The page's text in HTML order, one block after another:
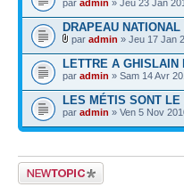
par admin » Jeu 23 Jan
DRAPEAU
par admin » Jeu 17 Jan
LETTRE A
par admin » Sam 14 Avr
LES MÉTIS SONT LE
par admin » Ven 5 Nov
Publier un nouveau
sujet